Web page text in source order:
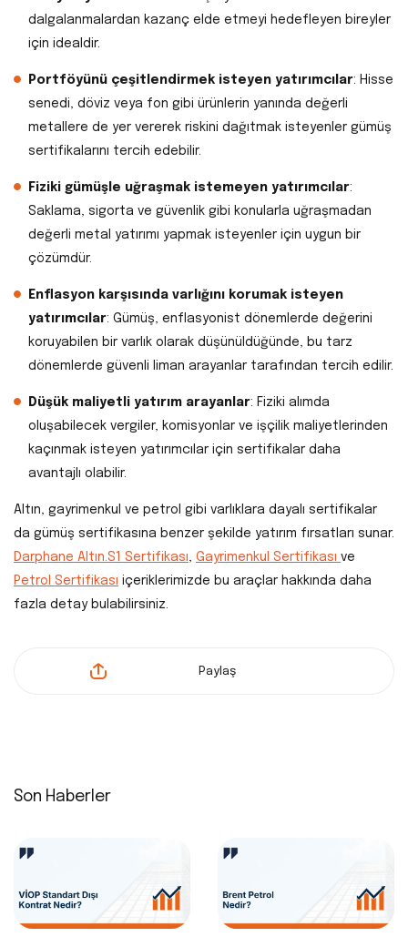
dalgalanmalardan kazanç elde etmeyi hedefleyen bireyler
için idealdir.
Portföyünü çeşitlendirmek isteyen yatırımcılar: Hisse
senedi, döviz veya fon gibi ürünlerin yanında değerli
metallere de yer vererek riskini dağıtmak isteyenler gümüş
sertifikalarını tercih edebilir.
Fiziki gümüşle uğraşmak istemeyen yatırımcılar:
Saklama, sigorta ve güvenlik gibi konularla uğraşmadan
değerli metal yatırımı yapmak isteyenler için uygun bir
çözümdür.
Enflasyon karşısında varlığını korumak isteyen
yatırımcılar: Gümüş, enflasyonist dönemlerde değerini
koruyabilen bir varlık olarak düşünüldüğünde, bu tarz
dönemlerde güvenli liman arayanlar tarafından tercih edilir.
Düşük maliyetli yatırım arayanlar: Fiziki alımda
oluşabilecek vergiler, komisyonlar ve işçilik maliyetlerinden
kaçınmak isteyen yatırımcılar için sertifikalar daha
avantajlı olabilir.
Altın, gayrimenkul ve petrol gibi varlıklara dayalı sertifikalar
da gümüş sertifikasına benzer şekilde yatırım fırsatları sunar.
Darphane Altın.S1 Sertifikası
Gayrimenkul Sertifikası ve
Petrol Sertifikası içeriklerimizde bu araçlar hakkında daha
fazla detay bulabilirsiniz.
Paylaş
Son Haberler